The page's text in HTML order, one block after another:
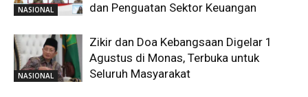
NASIONAL
dan Penguatan Sektor Keuangan
NASIONAL
Zikir dan Doa Kebangsaan Digelar 1
Agustus di Monas, Terbuka untuk
Seluruh Masyarakat